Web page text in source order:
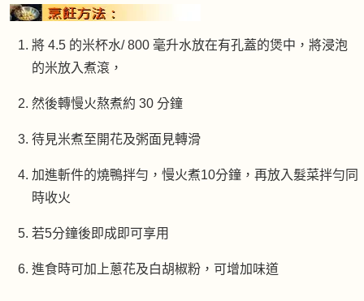
將 4.5 的米杯水/ 800 毫升水放在有孔蓋的煲中，將浸泡
的米放入煮滾，
然後轉慢火熬煮約 30 分鐘
待見米煮至開花及粥面見轉滑
加進斬件的燒鴨拌勻，慢火煮10分鐘，再放入髮菜拌勻同
時收火
若5分鐘後即成即可享用
進食時可加上蔥花及白胡椒粉，可增加味道